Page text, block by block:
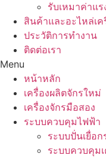
รับเหมาค่าแ
สินค้าและอะไหล่เค
ประวัติการทำงาน
ติดต่อเรา
Menu
หน้าหลัก
เครื่องผลิตจักรใหม่
เครื่องจักรมือสอง
ระบบควบคุมไฟฟ้า
ระบบปั่นเยื่อก
ระบบควบคุม